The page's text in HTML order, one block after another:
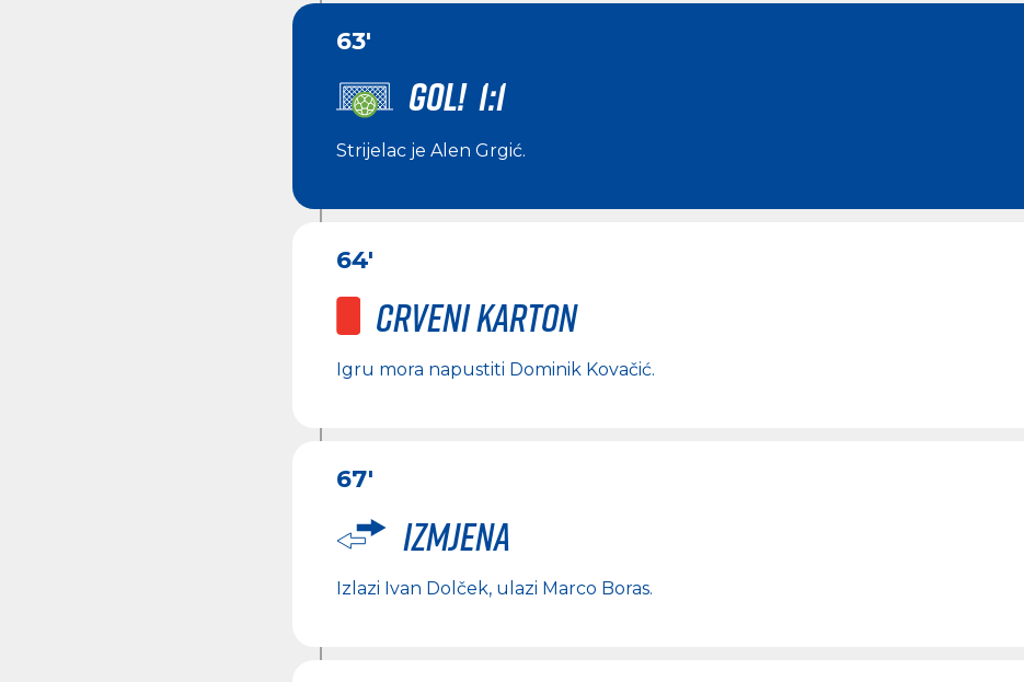
63'
GOL! 1:1
Strijelac je Alen Grgić.
64'
Crveni karton
Igru mora napustiti Dominik Kovačić.
67'
Izmjena
Izlazi Ivan Dolček, ulazi Marco Boras.